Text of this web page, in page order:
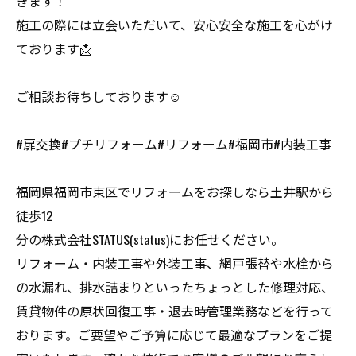
施工の際には立会いただいて、安心安全な施工を心がけ
ております📩
ご相談お待ちしております☺️
#扉交換#プチリフォーム#リフォーム#福岡市#内装工事
福岡県福岡市東区でリフォームをお探しなら土井駅から
徒歩12
分の株式会社STATUS(status)にお任せください。
リフォーム・内装工事や外装工事、網戸張替や水栓から
の水漏れ、排水詰まりといったちょっとした修理対応、
賃貸物件の原状回復工事・退去時管理業務などを行って
おります。ご要望やご予算に応じて最適なプランをご提